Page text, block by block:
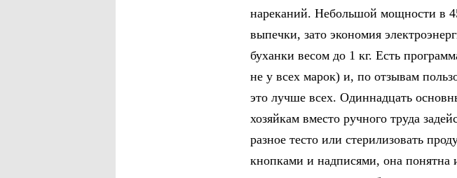
нареканий. Небольшой мощности в
выпечки, зато экономия
буханки весом до 1 кг. Есть
не у всех марок) и, по отзывам
это лучше всех. Одиннадцать
хозяйкам вместо ручного труда
разное тесто или стерилизовать
кнопками и надписями, она